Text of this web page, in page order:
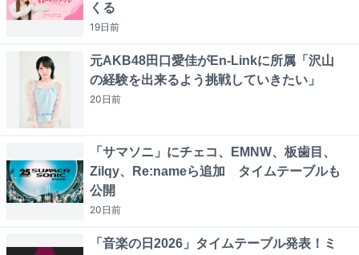
くる
19日前
元AKB48田口愛佳がEn-Linkに所属「沢山
の経験を出来るよう挑戦していきたい」
20日前
「サマソニ」にチェコ、EMNW、板歯目、
Zilqy、Re:nameら追加 タイムテーブルも
公開
20日前
「音楽の日2026」タイムテーブル発表！ミ